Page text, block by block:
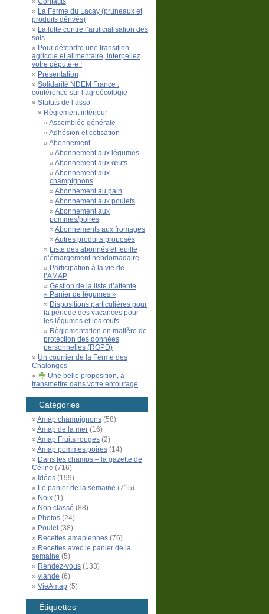
La Ferme du Lacay (pruneaux et
produits dérivés)
La lutte contre l’artificialisation des
sols
Pour défendre une transition
agricole et alimentaire, interpellez
votre député·e !
Présentation
Solidarité NDEM France :
conférence sur l’agroécologie
Statuts de l’asso
Règlement intérieur
Assemblée générale
Adhésion et cotisation
Abonnement
Abonnement aux légumes
Abonnement aux œufs
Abonnement aux
champignons
Abonnement au pain
Abonnement aux poulets
Abonnement aux
pommes/poires
Abonnements aux fromages
Autres produits proposés
Liste des abonnés et feuille
d’émargement hebdomadaire
Participation à la vie de
l’AMAP
Gestion de la liste d’attente
« Panier de légumes »
Dispositions particulières pour
la période des vacances pour
les légumes et les œufs
Règlementation en matière de
protection des données
personnelles (RGPD)
Un courrier de la Ferme des
Chalonges
Une belle proposition, à
transmettre dans votre entourage
Catégories
Amap champignons (58)
Amap de la mer (16)
Amap Fruits rouges (2)
Amap pommes poires (14)
Dans les champs – la gazette de
Céline (716)
Idées (199)
Le panier de la semaine (715)
Noix (1)
Non classé (88)
Photos (24)
Poulet(38)
Recettes amapiennes (76)
Recettes avec le panier de la
semaine (5)
Rendez-vous (133)
viande (6)
VieAmap (5)
Étiquettes